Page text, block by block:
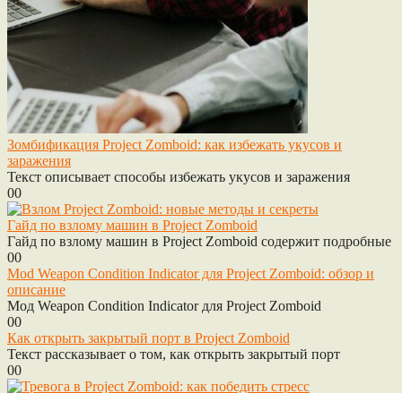
Зомбификация Project Zomboid: как избежать укусов и
заражения
Текст описывает способы избежать укусов и заражения
00
Гайд по взлому машин в Project Zomboid
Гайд по взлому машин в Project Zomboid содержит подробные
00
Mod Weapon Condition Indicator для Project Zomboid: обзор и
описание
Мод Weapon Condition Indicator для Project Zomboid
00
Как открыть закрытый порт в Project Zomboid
Текст рассказывает о том, как открыть закрытый порт
00